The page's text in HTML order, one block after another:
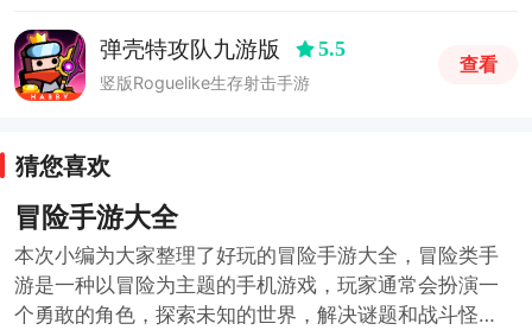
弹壳特攻队九游版 5.5
竖版Roguelike生存射击手游
查看
猜您喜欢
冒险手游大全
本次小编为大家整理了好玩的冒险手游大全，冒险类手
游是一种以冒险为主题的手机游戏，玩家通常会扮演一
个勇敢的角色，探索未知的世界，解决谜题和战斗怪